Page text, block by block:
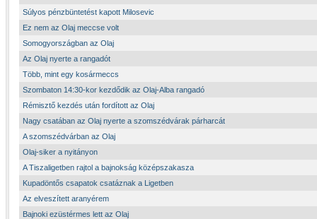
Súlyos pénzbüntetést kapott Milosevic
Ez nem az Olaj meccse volt
Somogyországban az Olaj
Az Olaj nyerte a rangadót
Több, mint egy kosármeccs
Szombaton 14:30-kor kezdődik az Olaj-Alba rangadó
Rémisztő kezdés után fordított az Olaj
Nagy csatában az Olaj nyerte a szomszédvárak párharcát
A szomszédvárban az Olaj
Olaj-siker a nyitányon
A Tiszaligetben rajtol a bajnokság középszakasza
Kupadöntős csapatok csatáznak a Ligetben
Az elveszített aranyérem
Bajnoki ezüstérmes lett az Olaj